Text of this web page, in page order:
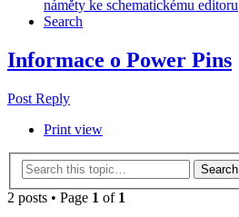
náměty ke schematickému editoru
Search
Informace o Power Pins
Post Reply
Print view
Search
2 posts • Page 1 of 1